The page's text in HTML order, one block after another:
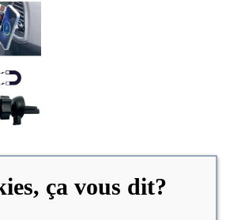
ça vous dit?